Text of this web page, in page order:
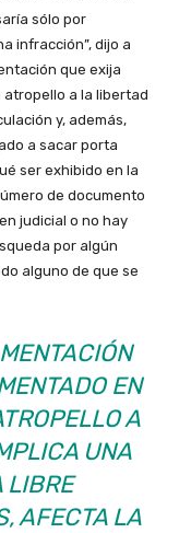
sólo por
infracción”, dijo a
que exija
atropello a la libertad
y, además,
a sacar porta
ser exhibido en la
de documento
judicial o no hay
por algún
alguno de que se
EN
A
UNA
LIBRE
AFECTA LA